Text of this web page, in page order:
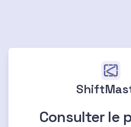
Consulter le